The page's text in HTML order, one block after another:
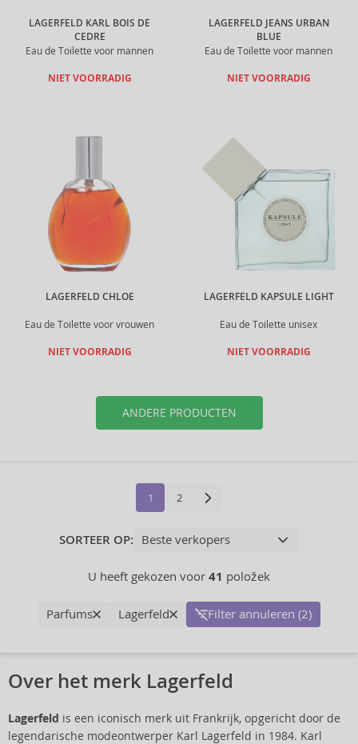
LAGERFELD KARL BOIS DE
CEDRE
Eau de Toilette voor mannen
NIET VOORRADIG
LAGERFELD JEANS URBAN
BLUE
Eau de Toilette voor mannen
NIET VOORRADIG
LAGERFELD CHLOE
Eau de Toilette voor vrouwen
NIET VOORRADIG
LAGERFELD KAPSULE LIGHT
Eau de Toilette unisex
NIET VOORRADIG
ANDERE PRODUCTEN
1 2
SORTEER OP:
U heeft gekozen voor 41 položek
Parfums Lagerfeld Filter annuleren (2)
Over het merk Lagerfeld
Lagerfeld is een iconisch merk uit Frankrijk, opgericht door de
legendarische modeontwerper Karl Lagerfeld in 1984. Karl